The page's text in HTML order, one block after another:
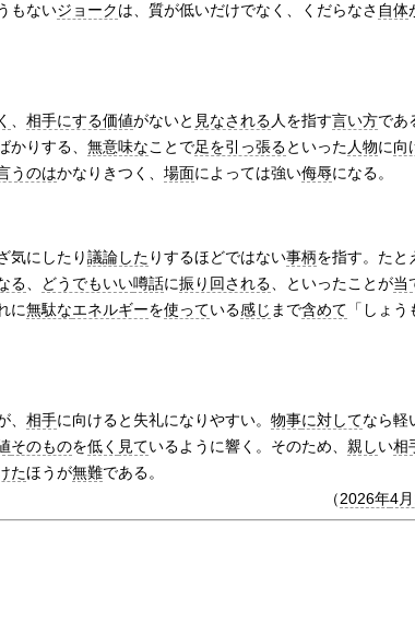
もないジョークは、質が低いだけでなく、くだらなさ 自体
相手にする価値がないと 見なされる 人を指す言い方であ
かりする、 無意味なことで足を引っ張るといった 人物に向
うのはかなりきつく、 場面によっては強い侮辱になる。
気にしたり議論した りするほどではない事柄を指す。たと
る どうでもいい噂話に振り回される 、といったことが当
に無駄なエネルギーを使っている感じ まで含めて 「しょう
、 相手に向けると失礼になりやすい。 物事に対してなら軽
そのものを低く 見ているように響く。そのため、 親しい相
たほうが無難である。
（2026年4